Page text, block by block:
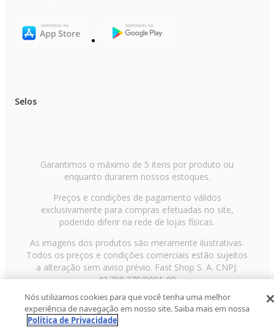
Selos
Garantimos o máximo de 5 itens por produto ou
enquanto durarem nossos estoques.
Preços e condições de pagamento válidos
exclusivamente para compras efetuadas no site,
podendo diferir na rede de lojas físicas.
As imagens dos produtos são meramente ilustrativas.
Todos os preços e condições comerciais estão sujeitos
a alteração sem aviso prévio. Fast Shop S. A. CNPJ:
43.708.379/0001-00
Avenida Zaki Narchi, nº 1650, sobreloja, Carandiru, São
Paulo/SP, CEP 02029-001, Telefone: 11 3003-3728 ©
2013 Fast Shop - Todos os direitos reservados
Nós utilizamos cookies para que você tenha uma melhor
experiência de navegação em nosso site. Saiba mais em nossa
Política de Privacidade